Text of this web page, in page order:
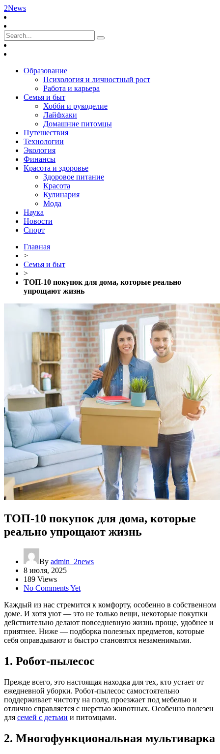
2News
Образование
Психология и личностный рост
Работа и карьера
Семья и быт
Хобби и рукоделие
Лайфхаки
Домашние питомцы
Путешествия
Технологии
Экология
Финансы
Красота и здоровье
Здоровое питание
Красота
Кулинария
Мода
Наука
Новости
Спорт
Главная
>
Семья и быт
>
ТОП-10 покупок для дома, которые реально
упрощают жизнь
ТОП-10 покупок для дома, которые
реально упрощают жизнь
By admin_2news
8 июля, 2025
189 Views
No Comments Yet
Каждый из нас стремится к комфорту, особенно в собственном
доме. И хотя уют — это не только вещи, некоторые покупки
действительно делают повседневную жизнь проще, удобнее и
приятнее. Ниже — подборка полезных предметов, которые
себя оправдывают и быстро становятся незаменимыми.
1. Робот-пылесос
Прежде всего, это настоящая находка для тех, кто устает от
ежедневной уборки. Робот-пылесос самостоятельно
поддерживает чистоту на полу, проезжает под мебелью и
отлично справляется с шерстью животных. Особенно полезен
для семей с детьми и питомцами.
2. Многофункциональная мультиварка